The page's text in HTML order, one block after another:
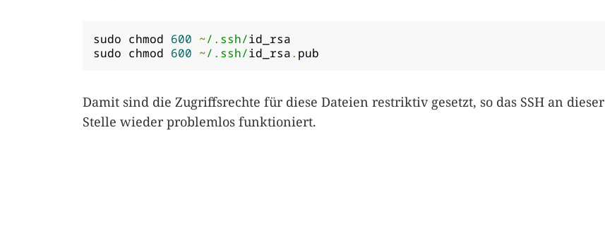
sudo chmod 600 ~/.ssh/id_rsa
sudo chmod 600 ~/.ssh/id_rsa. pub
Damit sind die Zugriffsrechte für diese Dateien restriktiv gesetzt, so das SSH an dieser
Stelle wieder problemlos funktioniert.